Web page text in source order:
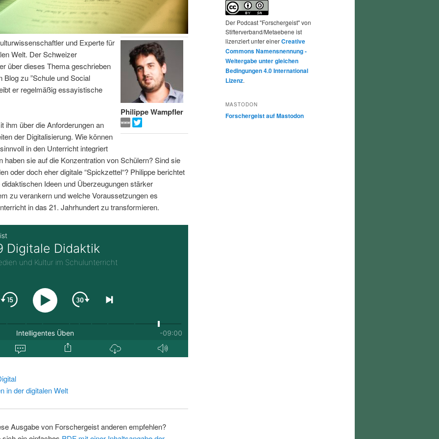
Philippe Wampfler
und Experte für
Welt. Der Schweizer
über dieses Thema geschrieben
Blog zu ”Schule und Social
er regelmäßig essayistische
ihm über die Anforderungen an
der Digitalisierung. Wie können
in den Unterricht integriert
haben sie auf die Konzentration von Schülern? Sind sie
oder doch eher digitale “Spickzettel“? Philippe berichtet
Ideen und Überzeugungen stärker
zu verankern und welche Voraussetzungen es
in das 21. Jahrhundert zu transformieren.
in der digitalen Welt
Ausgabe von Forschergeist anderen empfehlen?
Der Podcast "Forschergeist" von
Stifterverband/Metaebene ist
lizenziert unter einerCreative
Commons Namensnennung -
Weitergabe unter gleichen
Bedingungen 4.0 International
Lizenz.
MASTODON
Forschergeist auf Mastodon